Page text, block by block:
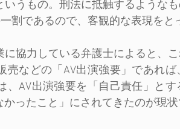
うもの。刑法に抵触するような
割であるので、客観的な表現をと
協力している弁護士によると、
売などの「AV出演強要」であれば
、AV出演強要を「自己責任」と
ったこと」にされてきたのが現状